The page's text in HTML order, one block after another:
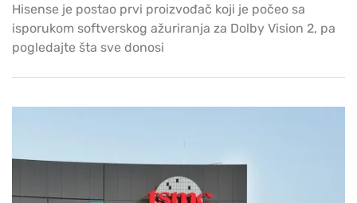
Hisense je postao prvi proizvođač koji je počeo sa
isporukom softverskog ažuriranja za Dolby Vision 2, pa
pogledajte šta sve donosi